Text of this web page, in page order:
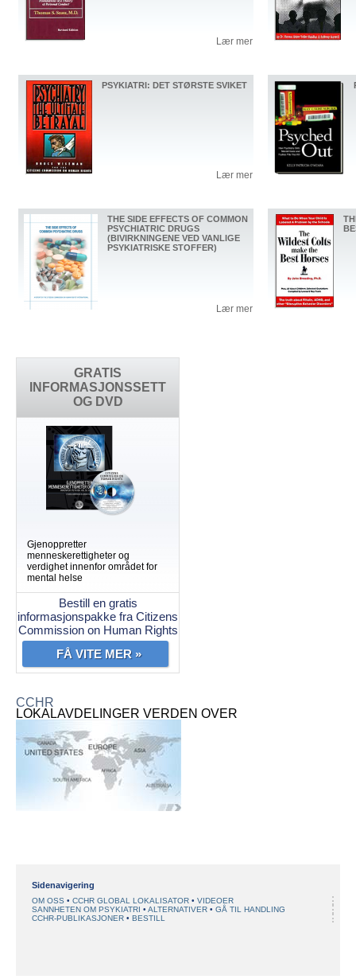
GRATIS
INFORMASJONSSETT
OG DVD
Gjenoppretter
menneskerettigheter og
verdighet innenfor området for
mental helse
Bestill en gratis
informasjonspakke fra Citizens
Commission on Human Rights
FÅ VITE MER »
CCHR
LOKALAVDELINGER VERDEN OVER
Lær mer
PSYKIATRI: DET STØRSTE SVIKET
Lær mer
THE SIDE EFFECTS OF COMMON
PSYCHIATRIC DRUGS
(BIVIRKNINGENE VED VANLIGE
PSYKIATRISKE STOFFER)
Lær mer
Sidenavigering
OM OSS CCHR GLOBAL LOKALISATOR
VIDEOER
SANNHETEN OM PSYKIATRI
ALTERNATIVER
GÅ TIL HANDLING
CCHR-PUBLIKASJONER
BESTILL